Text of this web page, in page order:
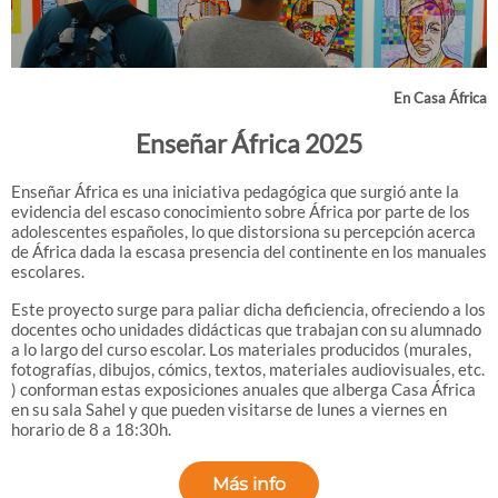
En Casa África
Enseñar África 2025
Enseñar África es una iniciativa pedagógica que surgió ante la
evidencia del escaso conocimiento sobre África por parte de los
adolescentes españoles, lo que distorsiona su percepción acerca
de África dada la escasa presencia del continente en los manuales
escolares.
Este proyecto surge para paliar dicha deficiencia, ofreciendo a los
docentes ocho unidades didácticas que trabajan con su alumnado
a lo largo del curso escolar. Los materiales producidos (murales,
fotografías, dibujos, cómics, textos, materiales audiovisuales, etc.
) conforman estas exposiciones anuales que alberga Casa África
en su sala Sahel y que pueden visitarse de lunes a viernes en
horario de 8 a 18:30h.
Más info